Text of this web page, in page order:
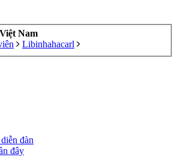
Nam
Libinhahacarl
đàn
đây